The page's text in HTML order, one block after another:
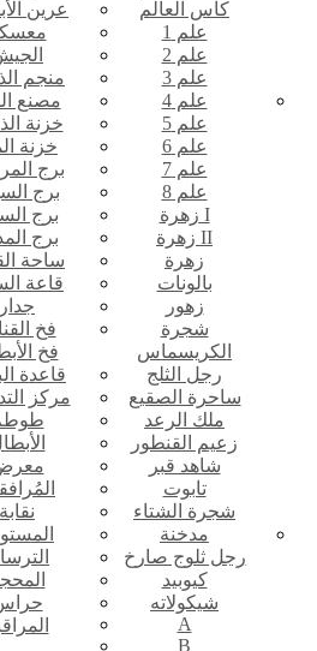
عرين
منجم
مصنع
خزنة
خزنة
برج
برج
برج
برج
ساحة
قاعة
جدار
فخ
فخ
قاعدة
مركز
نقابة
كأس العالم
علم 1
علم 2
علم 3
علم 4
علم 5
علم 6
علم 7
علم 8
زهرة I
زهرة II
زهرة
بالونات
زهور
شجرة
الكريسماس
رجل الثلج
ساحرة الصقيع
ملك الرعد
زعيم القنطور
شاهد قبر
تابوت
شجرة الشتاء
مدخنة
رجل ثلوج صارخ
كيوبيد
شيكولاته
A
B